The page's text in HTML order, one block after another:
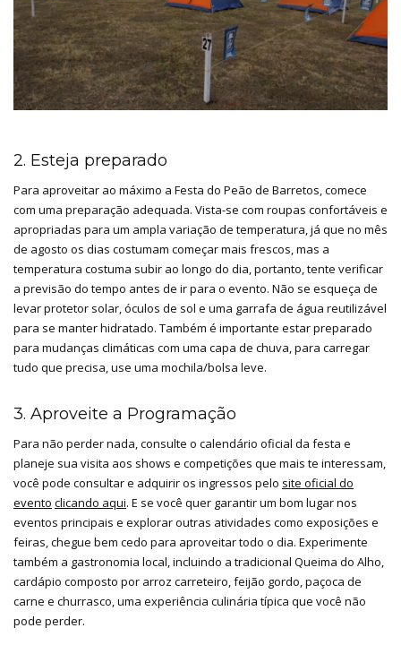
2. Esteja preparado
Para aproveitar ao máximo a Festa do Peão de Barretos, comece
com uma preparação adequada. Vista-se com roupas confortáveis e
apropriadas para um ampla variação de temperatura, já que no mês
de agosto os dias costumam começar mais frescos, mas a
temperatura costuma subir ao longo do dia, portanto, tente verificar
a previsão do tempo antes de ir para o evento. Não se esqueça de
levar protetor solar, óculos de sol e uma garrafa de água reutilizável
para se manter hidratado. Também é importante estar preparado
para mudanças climáticas com uma capa de chuva, para carregar
tudo que precisa, use uma mochila/bolsa leve.
3. Aproveite a Programação
Para não perder nada, consulte o calendário oficial da festa e
planeje sua visita aos shows e competições que mais te interessam,
você pode consultar e adquirir os ingressos pelo site oficial do
evento clicando aqui. E se você quer garantir um bom lugar nos
eventos principais e explorar outras atividades como exposições e
feiras, chegue bem cedo para aproveitar todo o dia. Experimente
também a gastronomia local, incluindo a tradicional Queima do Alho,
cardápio composto por arroz carreteiro, feijão gordo, paçoca de
carne e churrasco, uma experiência culinária típica que você não
pode perder.